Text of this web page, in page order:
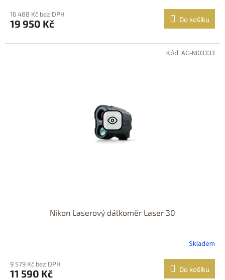
16 488 Kč bez DPH
19 950 Kč Do košíku
Nikon Laserový dálkoměr Laser 30
Skladem
9 579 Kč bez DPH
11 590 Kč Do košíku
Kód: AG-NI03333